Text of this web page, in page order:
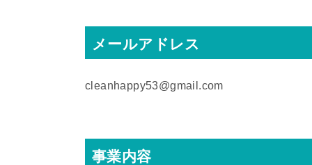
メールアドレス
cleanhappy53@gmail.com
事業内容